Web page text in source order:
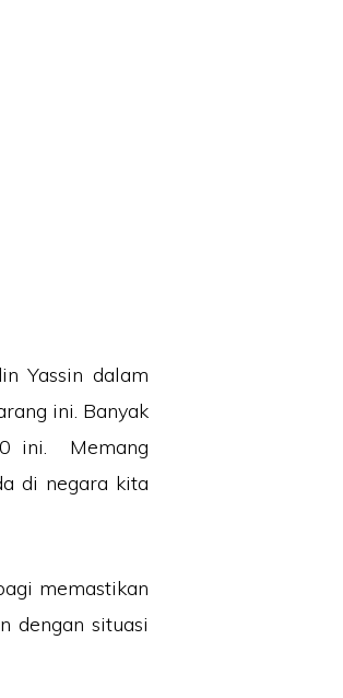
Yassin dalam
ini. Banyak
ini. Memang
di negara kita
memastikan
dengan situasi